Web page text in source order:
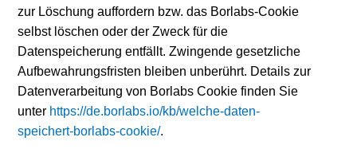
zur Löschung auffordern bzw. das Borlabs-Cookie
selbst löschen oder der Zweck für die
Datenspeicherung entfällt. Zwingende gesetzliche
Aufbewahrungsfristen bleiben unberührt. Details zur
Datenverarbeitung von Borlabs Cookie finden Sie
unter https://de.borlabs.io/kb/welche-daten-
speichert-borlabs-cookie/.